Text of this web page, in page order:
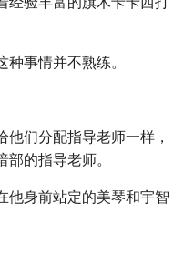
事情并不熟练。
们分配指导老师一样，
的指导老师。
他身前站定的美琴和宇智